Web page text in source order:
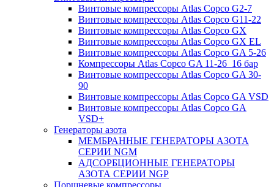
Винтовые компрессоры Atlas Copco G2-7
Винтовые компрессоры Atlas Copco G11-22
Винтовые компрессоры Atlas Copco GX
Винтовые компрессоры Atlas Copco GX EL
Винтовые компрессоры Atlas Copco GA 5-26
Компрессоры Atlas Copco GA 11-26_16 бар
Винтовые компрессоры Atlas Copco GA 30-
90
Винтовые компрессоры Atlas Copco GA VSD
Винтовые компрессоры Atlas Copco GA
VSD+
Генераторы азота
МЕМБРАННЫЕ ГЕНЕРАТОРЫ АЗОТА
СЕРИИ NGM
АДСОРБЦИОННЫЕ ГЕНЕРАТОРЫ
АЗОТА СЕРИИ NGP
Поршневые компрессоры